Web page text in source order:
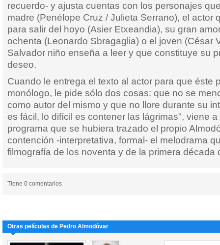
recuerdo- y ajusta cuentas con los personajes
madre (Penélope Cruz / Julieta Serrano), el actor
para salir del hoyo (Asier Etxeandia), su gran
ochenta (Leonardo Sbragaglia) o el joven (César
Salvador niño enseña a leer y que constituye su
deseo.
Cuando le entrega el texto al actor para que éste
monólogo, le pide sólo dos cosas: que no se
como autor del mismo y que no llore durante su
es fácil, lo difícil es contener las lágrimas", viene
programa que se hubiera trazado el propio
contención -interpretativa, formal- el melodrama
filmografía de los noventa y de la primera década
Tiene 0 comentarios
Otras películas de Pedro Almodóvar